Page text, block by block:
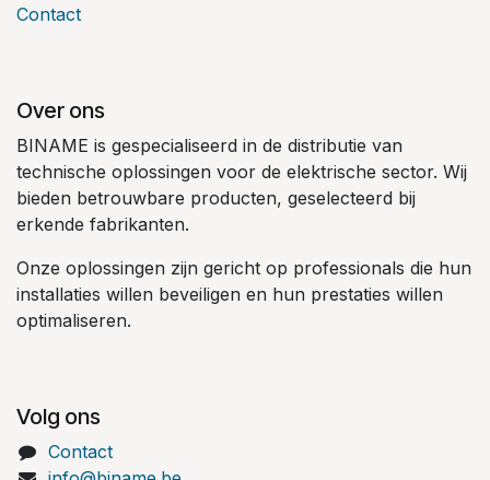
Contact
Over ons
BINAME is gespecialiseerd in de distributie van
technische oplossingen voor de elektrische sector. Wij
bieden betrouwbare producten, geselecteerd bij
erkende fabrikanten.
Onze oplossingen zijn gericht op professionals die hun
installaties willen beveiligen en hun prestaties willen
optimaliseren.
Volg ons
Contact